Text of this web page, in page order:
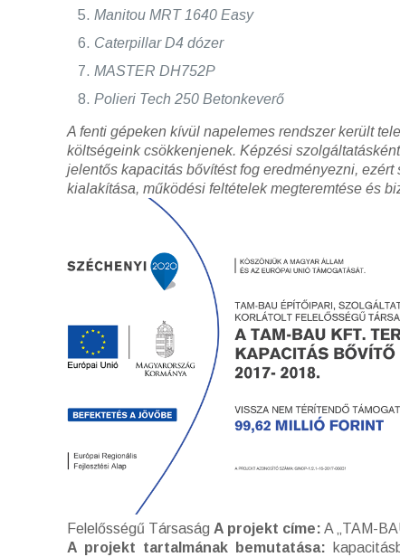
Manitou MRT 1640 Easy
Caterpillar D4 dózer
MASTER DH752P
Polieri Tech 250 Betonkeverő
A fenti gépeken kívül napelemes rendszer került
költségeink csökkenjenek. Képzési
jelentős kapacitás bővítést fog eredményezni,
kialakítása, működési feltételek megteremtése és
Felelősségű Társaság A projekt címe: A „TAM-
A projekt tartalmának bemutatása: